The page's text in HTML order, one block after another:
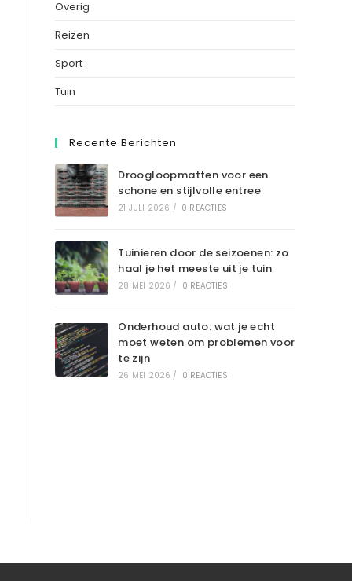
Overig
Reizen
Sport
Tuin
Recente Berichten
Droogloopmatten voor een
schone en stijlvolle entree
21 JULI 2026 / 0 REACTIES
Tuinieren door de seizoenen: zo
haal je het meeste uit je tuin
28 MEI 2026 / 0 REACTIES
Onderhoud auto: wat je echt
moet weten om problemen voor
te zijn
26 MEI 2026 / 0 REACTIES